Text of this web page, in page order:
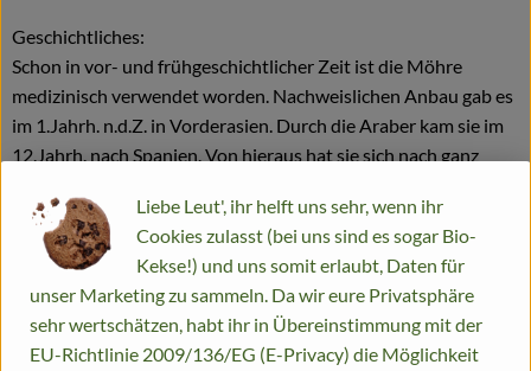
Geschichtliches:
Schon in vor- und frühgeschichtlicher Zeit ist die Möhre
medizinisch verwendet worden. Nachweislichen Anbau gab es
im 1.Jahrh. n.d.Z. in Vorderasien. Durch die Araber kam sie im
12.Jahrh. nach Spanien. Von hieraus hat sie sich nach ganz
Durch Züchtung entwickelten im 18.Jahrh. holländische
Gärtner die orangefarbenen Speisemöhrentypen.Sie werden
heute als Bund- oder Lagermöhren verkauft.
Verwendung:
Die Zubereitungsarten von Möhren sind äußerst viefältig.
Liebe Leut', ihr helft uns sehr, wenn ihr
Cookies zulasst (bei uns sind es sogar Bio-
Kekse!) und uns somit erlaubt, Daten für
unser Marketing zu sammeln. Da wir eure Privatsphäre
sehr wertschätzen, habt ihr in Übereinstimmung mit der
EU-Richtlinie 2009/136/EG (E-Privacy) die Möglichkeit